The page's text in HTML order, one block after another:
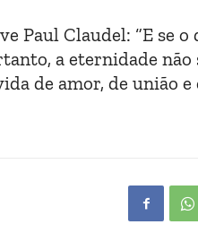
Paul Claudel: “E se
a eternidade
de amor, de união e